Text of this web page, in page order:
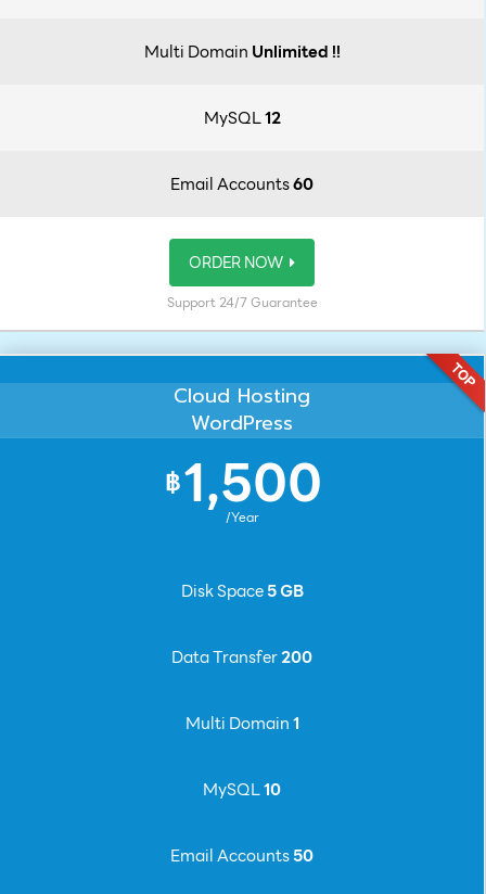
Multi Domain Unlimited !!
MySQL12
Email Accounts60
ORDER NOW
Support 24/7 Guarantee
Cloud Hosting
WordPress
฿1,500
/Year
Disk Space5 GB
Data Transfer200
Multi Domain1
MySQL10
Email Accounts50